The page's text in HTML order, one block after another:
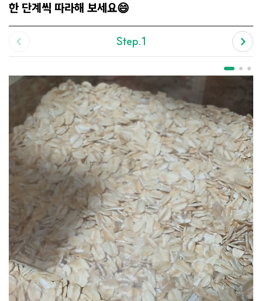
한 단계씩 따라해 보세요😄
Step.1